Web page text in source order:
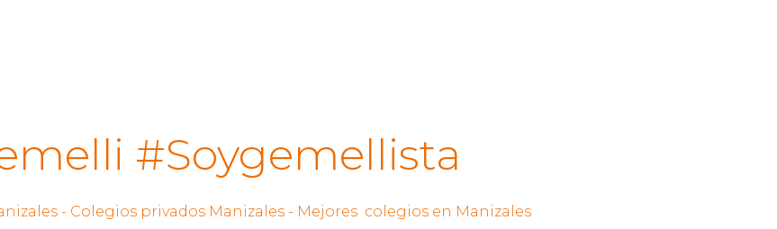
#Soygemellista
- Colegios privados Manizales - Mejores colegios en Manizales